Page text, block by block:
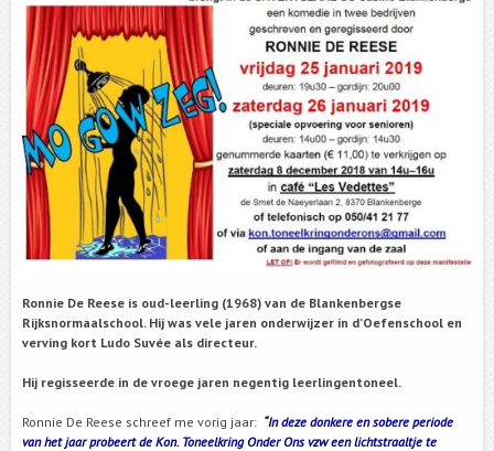
Ronnie De Reese is oud-leerling (1968) van de Blankenbergse
Rijksnormaalschool. Hij was vele jaren onderwijzer in d’Oefenschool en
verving kort Ludo Suvée als directeur.
Hij regisseerde in de vroege jaren negentig leerlingentoneel.
Ronnie De Reese schreef me vorig jaar: “In deze donkere en sobere periode
van het jaar probeert de Kon. Toneelkring Onder Ons vzw een lichtstraaltje te